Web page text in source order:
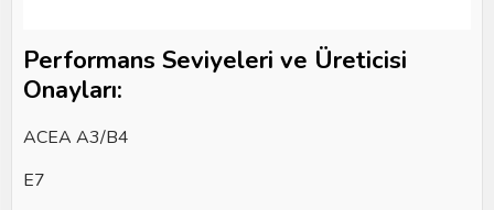
Performans Seviyeleri ve Üreticisi
Onayları:
ACEA A3/B4
E7